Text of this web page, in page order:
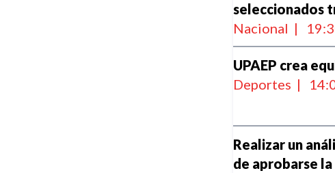
seleccionados
Nacional |
UPAEP crea
Deportes |
Realizar un
de aprobarse